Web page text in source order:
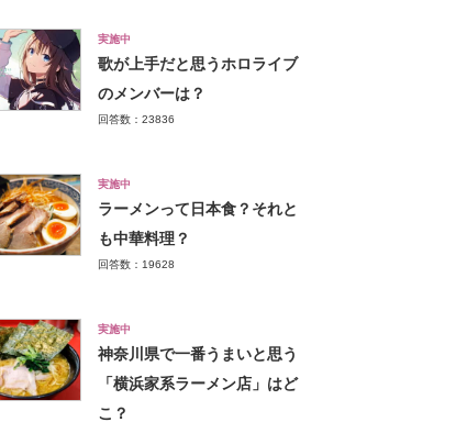
実施中
歌が上手だと思うホロライブ
のメンバーは？
回答数：23836
実施中
ラーメンって日本食？それと
も中華料理？
回答数：19628
実施中
神奈川県で一番うまいと思う
「横浜家系ラーメン店」はど
こ？